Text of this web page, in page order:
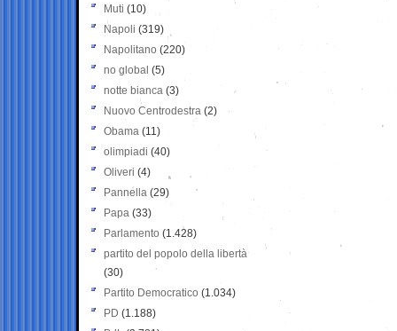
Muti (10)
Napoli (319)
Napolitano (220)
no global (5)
notte bianca (3)
Nuovo Centrodestra (2)
Obama (11)
olimpiadi (40)
Oliveri (4)
Pannella (29)
Papa (33)
Parlamento (1.428)
partito del popolo della libertà
(30)
Partito Democratico (1.034)
PD (1.188)